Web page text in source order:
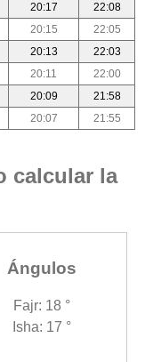
20:17
22:08
20:15
22:05
20:13
22:03
20:11
22:00
20:09
21:58
20:07 21:55
calcular la
Ángulos
Fajr: 18 °
Isha: 17 °